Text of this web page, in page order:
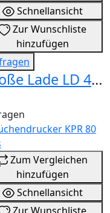
Schnellansicht
Zur Wunschliste
hinzufügen
Große Lade LD 410
Zum Vergleichen
hinzufügen
Schnellansicht